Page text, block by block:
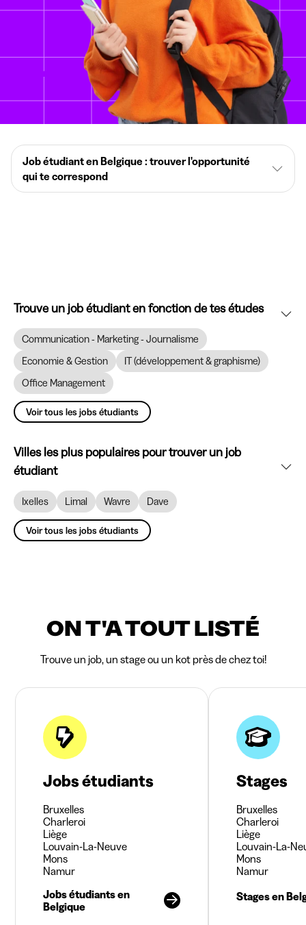
Job étudiant en Belgique : trouver l'opportunité
qui te correspond
Trouve un job étudiant en fonction de tes études
Communication - Marketing - Journalisme
Economie & Gestion
IT (développement & graphisme)
Office Management
Voir tous les jobs étudiants
Villes les plus populaires pour trouver un job
étudiant
Ixelles Limal Wavre Dave
Voir tous les jobs étudiants
ON T'A TOUT LISTÉ
Trouve un job, un stage ou un kot près de chez toi!
Jobs étudiants
Bruxelles
Charleroi
Liège
Louvain-La-Neuve
Mons
Namur
Jobs étudiants en
Belgique
Stages
Bruxelles
Charleroi
Liège
Louvain-La-
Mons
Namur
Stages en